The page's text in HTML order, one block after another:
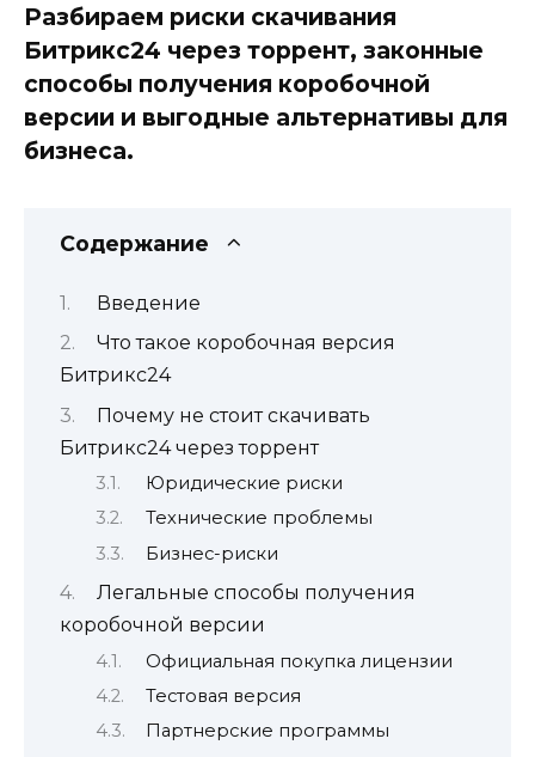
Разбираем риски скачивания
Битрикс24 через торрент, законные
способы получения коробочной
версии и выгодные альтернативы для
бизнеса.
Содержание
Введение
Что такое коробочная версия
Битрикс24
Почему не стоит скачивать
Битрикс24 через торрент
Юридические риски
Технические проблемы
Бизнес-риски
Легальные способы получения
коробочной версии
Официальная покупка лицензии
Тестовая версия
Партнерские программы